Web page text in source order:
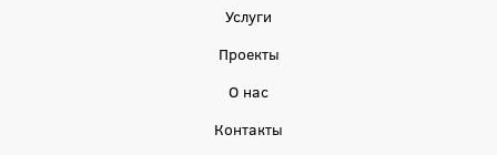
Услуги
Проекты
О нас
Контакты